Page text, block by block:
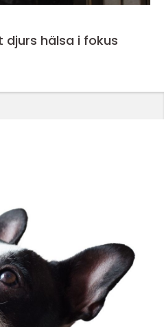
djurs hälsa i fokus